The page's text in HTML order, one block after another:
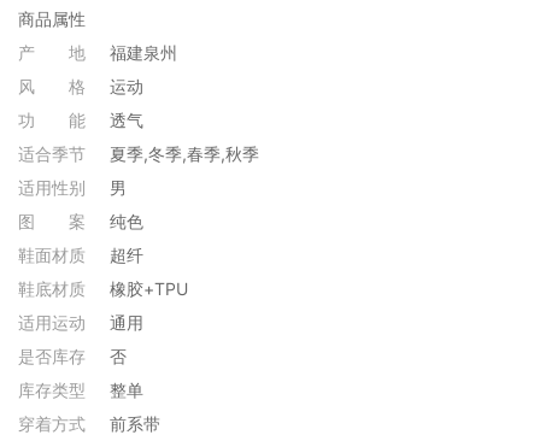
商品属性
产 地
福建泉州
风
格
运动
功
能
透气
适合季节
夏季,冬季,春季,秋季
适用性别
男
图
案
纯色
鞋面材质
超纤
鞋底材质
橡胶+TPU
适用运动
通用
是否库存
否
库存类型
整单
穿着方式
前系带